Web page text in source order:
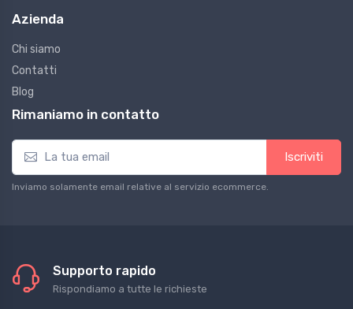
Azienda
Chi siamo
Contatti
Blog
Rimaniamo in contatto
Iscriviti
Inviamo solamente email relative al servizio ecommerce.
Supporto rapido
Rispondiamo a tutte le richieste